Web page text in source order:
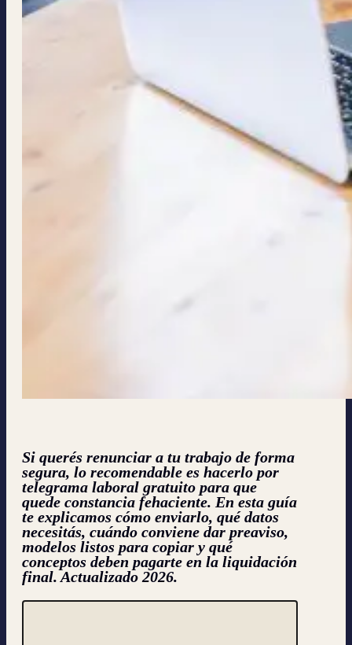
Si querés renunciar a tu trabajo de forma
segura, lo recomendable es hacerlo por
telegrama laboral gratuito para que
quede constancia fehaciente. En esta guía
te explicamos cómo enviarlo, qué datos
necesitás, cuándo conviene dar preaviso,
modelos listos para copiar y qué
conceptos deben pagarte en la liquidación
final. Actualizado 2026.